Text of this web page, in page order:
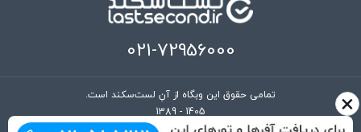
×
021-72956000
تمامی حقوق این وبگاه از آنِ لست‌سکند است.
1389 - 1405